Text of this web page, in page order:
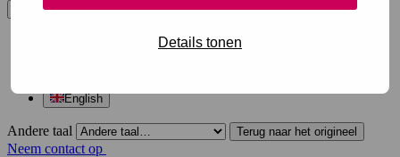
Details tonen
Nederlands
English
Andere taal Terug naar het origineel
Neem contact op